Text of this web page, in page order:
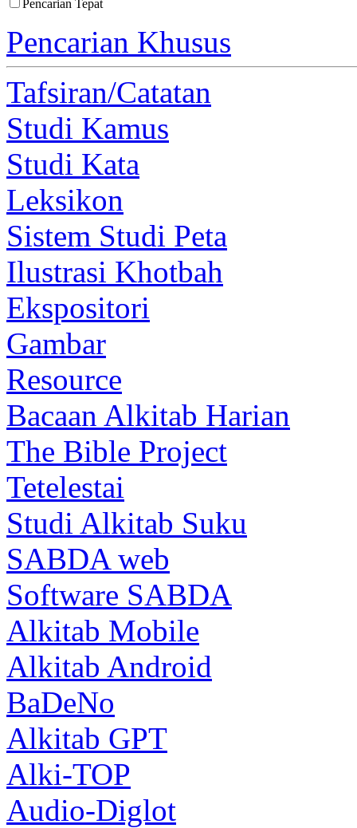
Pencarian Tepat
Pencarian Khusus
Tafsiran/Catatan
Studi Kamus
Studi Kata
Leksikon
Sistem Studi Peta
Ilustrasi Khotbah
Ekspositori
Gambar
Resource
Bacaan Alkitab Harian
The Bible Project
Tetelestai
Studi Alkitab Suku
SABDA web
Software SABDA
Alkitab Mobile
Alkitab Android
BaDeNo
Alkitab GPT
Alki-TOP
Audio-Diglot